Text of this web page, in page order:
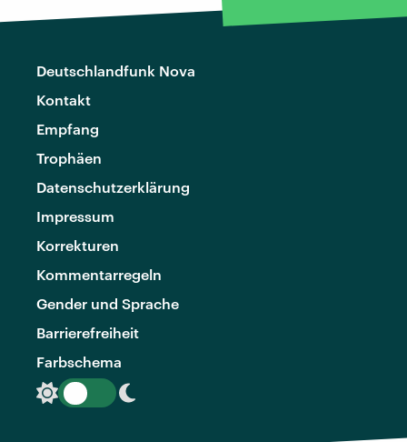
Deutschlandfunk Nova
Kontakt
Empfang
Trophäen
Datenschutzerklärung
Impressum
Korrekturen
Kommentarregeln
Gender und Sprache
Barrierefreiheit
Farbschema